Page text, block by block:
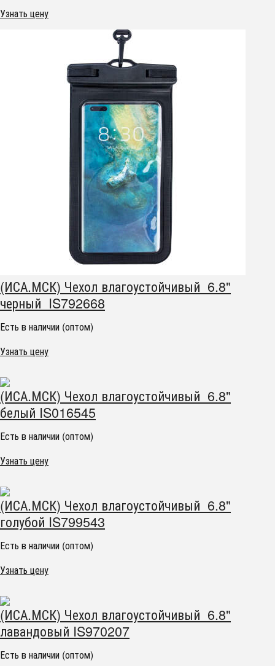
Узнать цену
(ИСА.МСК) Чехол влагоустойчивый 6.8"
черный IS792668
Есть в наличии (оптом)
Узнать цену
(ИСА.МСК) Чехол влагоустойчивый 6.8"
белый IS016545
Есть в наличии (оптом)
Узнать цену
(ИСА.МСК) Чехол влагоустойчивый 6.8"
голубой IS799543
Есть в наличии (оптом)
Узнать цену
(ИСА.МСК) Чехол влагоустойчивый 6.8"
лавандовый IS970207
Есть в наличии (оптом)